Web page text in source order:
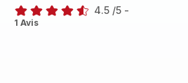
ratings.4.5
4.5 /5 -
1 Avis